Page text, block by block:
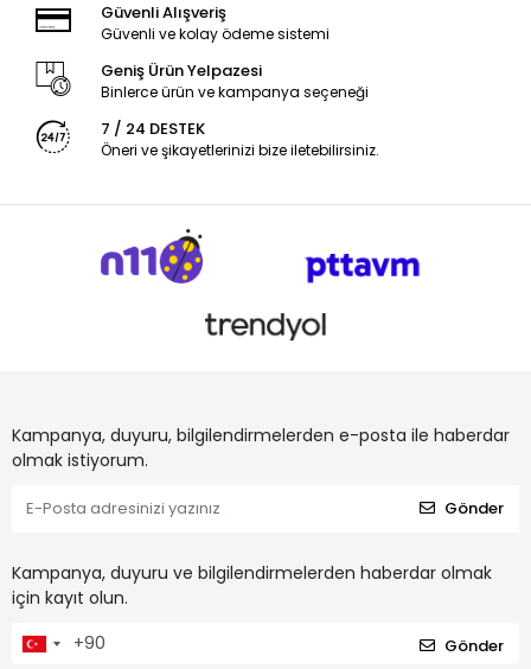
Güvenli Alışveriş
Güvenli ve kolay ödeme sistemi
Geniş Ürün Yelpazesi
Binlerce ürün ve kampanya seçeneği
7 / 24 DESTEK
Öneri ve şikayetlerinizi bize iletebilirsiniz.
Kampanya, duyuru, bilgilendirmelerden e-posta ile haberdar
olmak istiyorum.
Gönder
Kampanya, duyuru ve bilgilendirmelerden haberdar olmak
için kayıt olun.
Gönder